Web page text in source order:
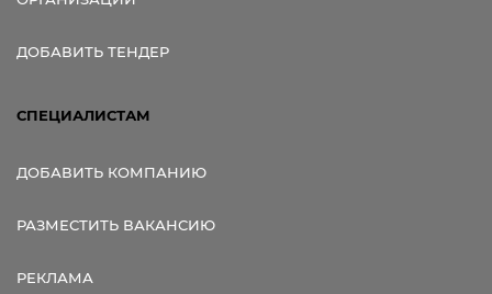
ДОБАВИТЬ ТЕНДЕР
СПЕЦИАЛИСТАМ
ДОБАВИТЬ КОМПАНИЮ
РАЗМЕСТИТЬ ВАКАНСИЮ
РЕКЛАМА